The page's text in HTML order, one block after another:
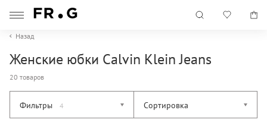
Назад
Женские юбки Calvin Klein Jeans
20 товаров
Фильтры 4 Сортировка